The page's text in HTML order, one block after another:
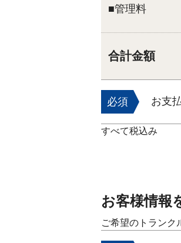
■管理料
合計金額
必須 お支
すべて税込み
お客様情報
ご希望のトランク